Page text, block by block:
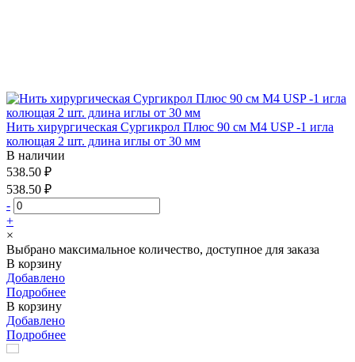
Нить хирургическая Сургикрол Плюс 90 см М4 USP -1 игла
колющая 2 шт. длина иглы от 30 мм
В наличии
538.50 ₽
538.50 ₽
-
+
×
Выбрано максимальное количество, доступное для заказа
В корзину
Добавлено
Подробнее
В корзину
Добавлено
Подробнее